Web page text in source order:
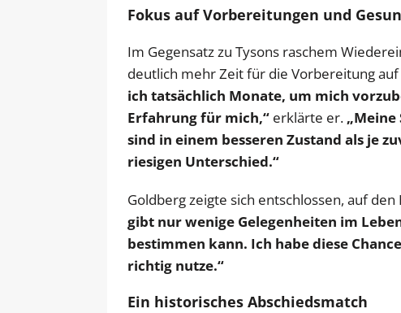
Fokus auf Vorbereitungen und
Im Gegensatz zu Tysons raschem
deutlich mehr Zeit für die Vorbereitung auf
ich tatsächlich Monate, um mich
Erfahrung für mich,“ erklärte er.
sind in einem besseren Zustand als je
riesigen Unterschied.“
Goldberg zeigte sich entschlossen, auf
gibt nur wenige Gelegenheiten im
bestimmen kann. Ich habe diese
richtig nutze.“
Ein historisches Abschiedsmatch